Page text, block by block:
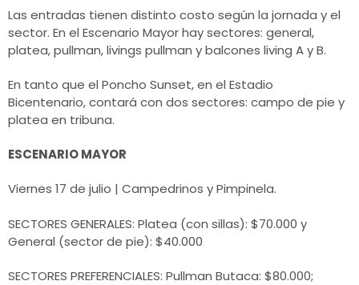
Las entradas tienen distinto costo según la jornada y el
sector. En el Escenario Mayor hay sectores: general,
platea, pullman, livings pullman y balcones living A y B.
En tanto que el Poncho Sunset, en el Estadio
Bicentenario, contará con dos sectores: campo de pie y
platea en tribuna.
ESCENARIO MAYOR
Viernes 17 de julio | Campedrinos y Pimpinela.
SECTORES GENERALES: Platea (con sillas): $70.000 y
General (sector de pie): $40.000
SECTORES PREFERENCIALES: Pullman Butaca: $80.000;